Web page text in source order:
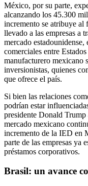
México, por su parte,
alcanzando los 45.300
incremento se atribuye al
llevado a las empresas a
mercado estadounidense,
comerciales entre
manufacturero mexicano
inversionistas, quienes
que ofrece el país.
Si bien las relaciones
podrían estar
presidente Donald
mercado mexicano
incremento de la IED en
parte de las empresas ya
préstamos corporativos.
Brasil: un avance